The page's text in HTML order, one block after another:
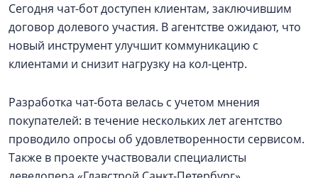
Сегодня чат-бот доступен клиентам, заключившим
договор долевого участия. В агентстве ожидают, что
новый инструмент улучшит коммуникацию с
клиентами и снизит нагрузку на кол-центр.
Разработка чат-бота велась с учетом мнения
покупателей: в течение нескольких лет агентство
проводило опросы об удовлетворенности сервисом.
Также в проекте участвовали специалисты